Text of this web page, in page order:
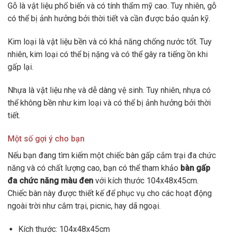
Gỗ là vật liệu phổ biến và có tính thẩm mỹ cao. Tuy nhiên, gỗ
có thể bị ảnh hưởng bởi thời tiết và cần được bảo quản kỹ.
Kim loại là vật liệu bền và có khả năng chống nước tốt. Tuy
nhiên, kim loại có thể bị nặng và có thể gây ra tiếng ồn khi
gấp lại.
Nhựa là vật liệu nhẹ và dễ dàng vệ sinh. Tuy nhiên, nhựa có
thể không bền như kim loại và có thể bị ảnh hưởng bởi thời
tiết.
Một số gợi ý cho bạn
Nếu bạn đang tìm kiếm một chiếc bàn gấp cắm trại đa chức
năng và có chất lượng cao, bạn có thể tham khảo bàn gấp
đa chức năng màu đen với kích thước 104x48x45cm.
Chiếc bàn này được thiết kế để phục vụ cho các hoạt động
ngoài trời như cắm trại, picnic, hay dã ngoại.
Kích thước: 104x48x45cm